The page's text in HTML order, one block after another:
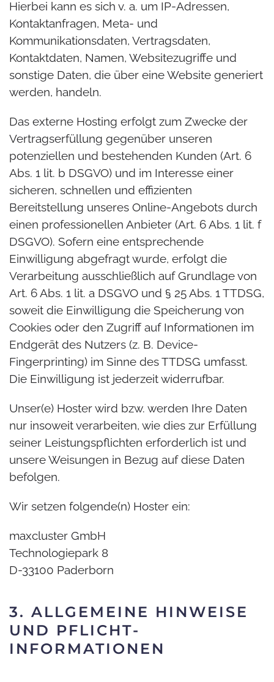
Hierbei kann es sich v. a. um IP-Adressen,
Kontaktanfragen, Meta- und
Kommunikationsdaten, Vertragsdaten,
Kontaktdaten, Namen, Websitezugriffe und
sonstige Daten, die über eine Website generiert
werden, handeln.
Das externe Hosting erfolgt zum Zwecke der
Vertragserfüllung gegenüber unseren
potenziellen und bestehenden Kunden (Art. 6
Abs. 1 lit. b DSGVO) und im Interesse einer
sicheren, schnellen und effizienten
Bereitstellung unseres Online-Angebots durch
einen professionellen Anbieter (Art. 6 Abs. 1 lit. f
DSGVO). Sofern eine entsprechende
Einwilligung abgefragt wurde, erfolgt die
Verarbeitung ausschließlich auf Grundlage von
Art. 6 Abs. 1 lit. a DSGVO und § 25 Abs. 1 TTDSG,
soweit die Einwilligung die Speicherung von
Cookies oder den Zugriff auf Informationen im
Endgerät des Nutzers (z. B. Device-
Fingerprinting) im Sinne des TTDSG umfasst.
Die Einwilligung ist jederzeit widerrufbar.
Unser(e) Hoster wird bzw. werden Ihre Daten
nur insoweit verarbeiten, wie dies zur Erfüllung
seiner Leistungspflichten erforderlich ist und
unsere Weisungen in Bezug auf diese Daten
befolgen.
Wir setzen folgende(n) Hoster ein:
maxcluster GmbH
Technologiepark 8
D-33100 Paderborn
3. ALLGEMEINE HINWEISE
UND PFLICHT­
INFORMATIONEN